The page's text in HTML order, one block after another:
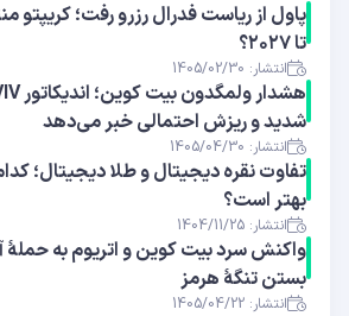
پاول از ریاست فدرال رزرو رفت؛ کریپتو
تا ۲۰۲۷؟
انتشار: 1405/02/30
شدید و ریزش احتمالی خبر می‌دهد
انتشار: 1405/04/30
تفاوت نقره دیجیتال و طلا دیجیتال؛
بهتر است؟
انتشار: 1404/11/25
واکنش سرد بیت کوین و اتریوم به حملهٔ
بستن تنگهٔ هرمز
انتشار: 1405/04/22